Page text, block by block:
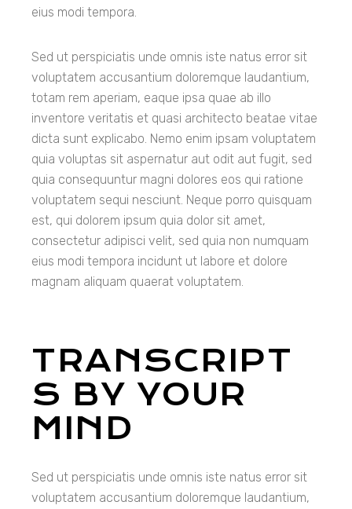
eius modi tempora.
Sed ut perspiciatis unde omnis iste natus error sit
voluptatem accusantium doloremque laudantium,
totam rem aperiam, eaque ipsa quae ab illo
inventore veritatis et quasi architecto beatae vitae
dicta sunt explicabo. Nemo enim ipsam voluptatem
quia voluptas sit aspernatur aut odit aut fugit, sed
quia consequuntur magni dolores eos qui ratione
voluptatem sequi nesciunt. Neque porro quisquam
est, qui dolorem ipsum quia dolor sit amet,
consectetur adipisci velit, sed quia non numquam
eius modi tempora incidunt ut labore et dolore
magnam aliquam quaerat voluptatem.
TRANSCRIPT
S BY YOUR
MIND
Sed ut perspiciatis unde omnis iste natus error sit
voluptatem accusantium doloremque laudantium,